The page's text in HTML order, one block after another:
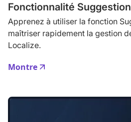
Fonctionnalité
Apprenez à utiliser la fonction
maîtriser rapidement la gestion
Localize.
Montre